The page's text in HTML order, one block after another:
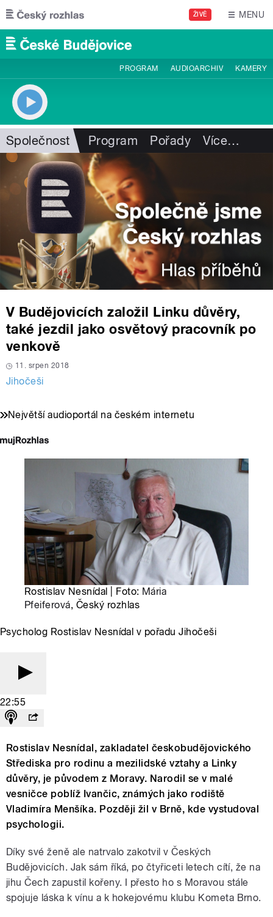
Přejít k hlavnímu obsahu
ŽIVĚ MENU
PROGRAM AUDIOARCHIV KAMERY
Společnost Program Pořady Více…
V Budějovicích založil Linku důvěry,
také jezdil jako osvětový pracovník po
venkově
11. srpen 2018
Jihočeši
Největší audioportál na českém internetu
Rostislav Nesnídal | Foto: Mária
Pfeiferová, Český rozhlas
Psycholog Rostislav Nesnídal v pořadu Jihočeši
22:55
Rostislav Nesnídal, zakladatel českobudějovického
Střediska pro rodinu a mezilidské vztahy a Linky
důvěry, je původem z Moravy. Narodil se v malé
vesničce poblíž Ivančic, známých jako rodiště
Vladimíra Menšíka. Později žil v Brně, kde vystudoval
psychologii.
Díky své ženě ale natrvalo zakotvil v Českých
Budějovicích. Jak sám říká, po čtyřiceti letech cítí, že na
jihu Čech zapustil kořeny. I přesto ho s Moravou stále
spojuje láska k vínu a k hokejovému klubu Kometa Brno.